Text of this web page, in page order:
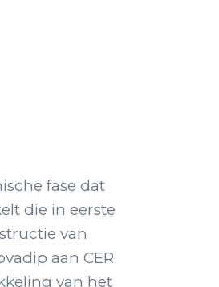
fase dat
die in eerste
van
aan CER
van het